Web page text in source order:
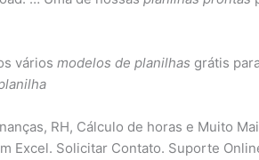
vários modelos de planilhas grátis
RH, Cálculo de horas e Muito
Excel. Solicitar Contato. Suporte